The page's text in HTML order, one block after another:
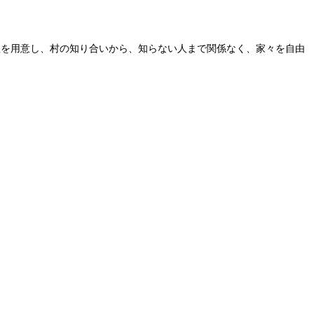
用意し、村の知り合いから、知らない人まで関係なく、家々を自由